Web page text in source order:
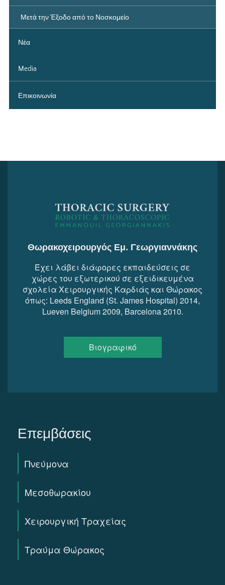
Μετά την Έξοδο από το Νοσκομείο
Νέα
Media
Επικοινωνία
Θωρακοχειρουργός Εμ. Γεωργιαννάκης
Έχει λάβει διάφορες εκπαιδεύσεις σε
χώρες του εξωτερικού σε εξειδικευμένα
σχολεία Χειρουργικής Καρδιάς και Θώρακος
όπως: Leeds England (St. James Hospital) 2014,
Lueven Belgium 2009, Barcelona 2010.
Βιογραφικό
Επεμβάσεις
Πνεύμονα
Μεσοθωρακίου
Χειρουργική Τραχείας
Τραύμα Θώρακος